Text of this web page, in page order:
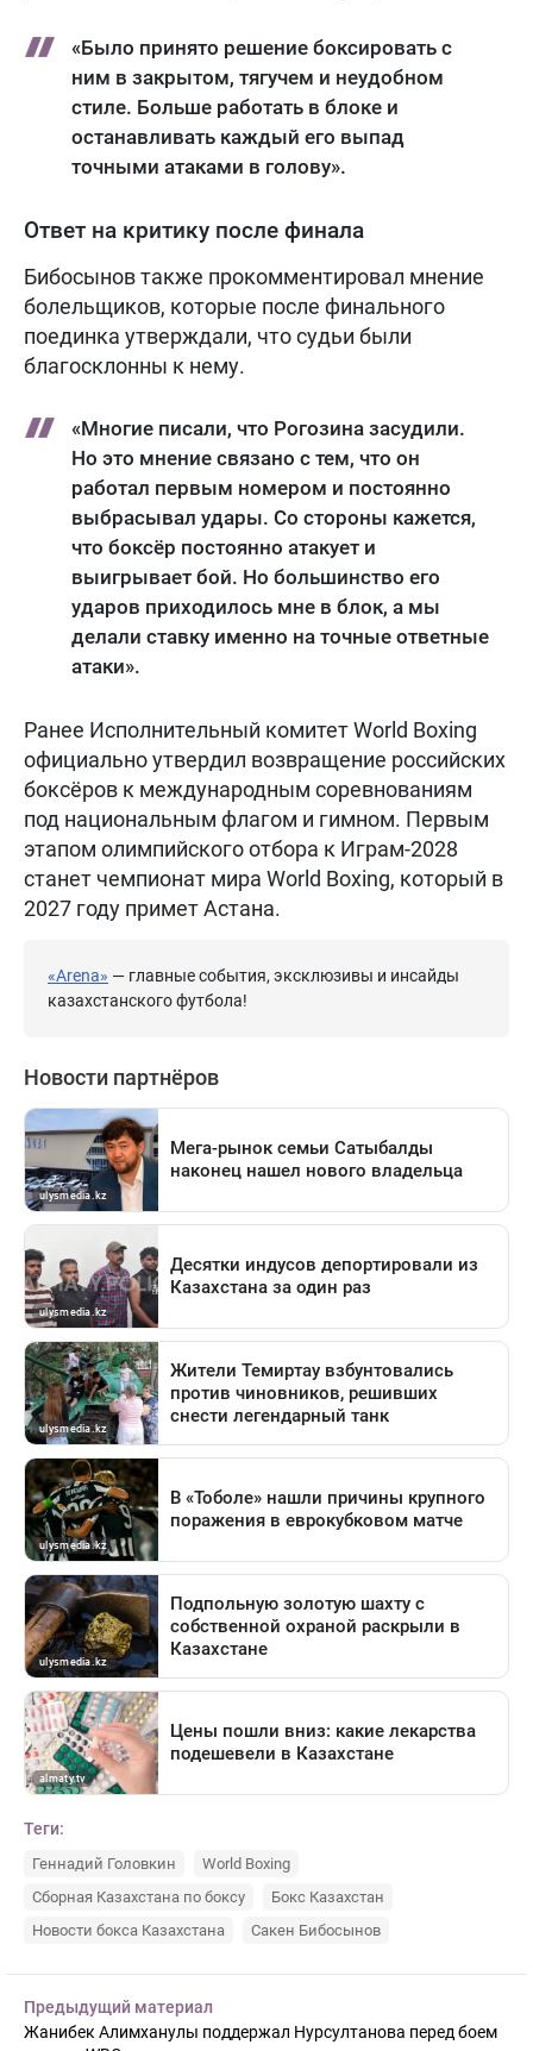
«Было принято решение боксировать с
ним в закрытом, тягучем и неудобном
стиле. Больше работать в блоке и
останавливать каждый его выпад
точными атаками в голову».
Ответ на критику после финала
Бибосынов также прокомментировал мнение
болельщиков, которые после финального
поединка утверждали, что судьи были
благосклонны к нему.
«Многие писали, что Рогозина засудили.
Но это мнение связано с тем, что он
работал первым номером и постоянно
выбрасывал удары. Со стороны кажется,
что боксёр постоянно атакует и
выигрывает бой. Но большинство его
ударов приходилось мне в блок, а мы
делали ставку именно на точные ответные
атаки».
Ранее Исполнительный комитет World Boxing
официально утвердил возвращение российских
боксёров к международным соревнованиям
под национальным флагом и гимном. Первым
этапом олимпийского отбора к Играм-2028
станет чемпионат мира World Boxing, который в
2027 году примет Астана.
«Arena» — главные события, эксклюзивы и инсайды
казахстанского футбола!
Теги:
Геннадий Головкин
World Boxing
Сборная Казахстана по боксу
Бокс Казахстан
Новости бокса Казахстана
Сакен Бибосынов
Предыдущий материал
Жанибек Алимханулы поддержал Нурсултанова перед боем